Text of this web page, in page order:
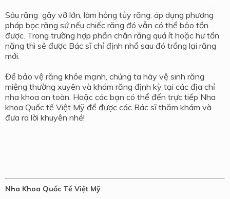
Sâu răng gây vỡ lớn, làm hỏng tủy răng: áp dụng phương
pháp bọc răng sứ nếu chiếc răng đó vẫn có thể bảo tồn
được. Trong trường hợp phần chân răng quá ít hoặc hư tổn
nặng thì sẽ được Bác sĩ chỉ định nhổ sau đó trồng lại răng
mới.
Để bảo vệ răng khỏe mạnh, chúng ta hãy vệ sinh răng
miệng thường xuyên và khám răng định kỳ tại các địa chỉ
nha khoa an toàn. Hoặc các bạn có thể đến trực tiếp Nha
khoa Quốc tế Việt Mỹ để được các Bác sĩ thăm khám và
đưa ra lời khuyên nhé!
Nha Khoa Quốc Tế Việt Mỹ